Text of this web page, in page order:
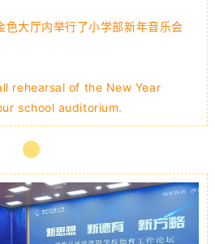
色大厅内举行了小学部新年音乐会
rehearsal of the New Year
school auditorium.